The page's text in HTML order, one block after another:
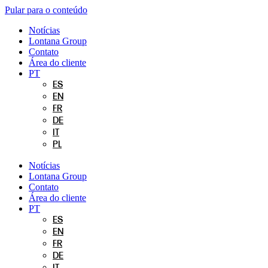
Pular para o conteúdo
Notícias
Lontana Group
Contato
Área do cliente
PT
ES
EN
FR
DE
PL
Notícias
Lontana Group
Contato
Área do cliente
PT
ES
EN
FR
DE